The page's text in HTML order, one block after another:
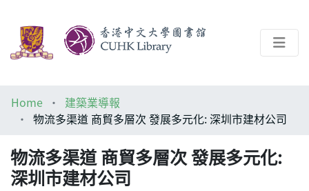
Help
Home
建築業導報
物流多渠道 商貿多層次 發展多元化: 深圳市建材公司
物流多渠道 商貿多層次 發展多元化:
深圳市建材公司